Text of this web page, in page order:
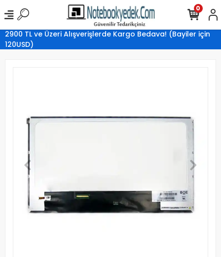
2900 TL ve Üzeri Alışverişlerde Kargo Bedava! (Bayiler için
120USD)
0